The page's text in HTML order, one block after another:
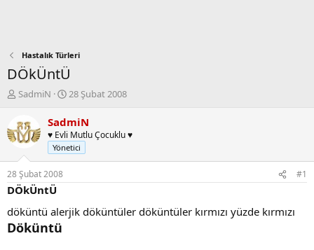
Hastalık Türleri
DÖkÜntÜ
K
n
b
u
y
u
b
a
ş
l
a
SadmiN
B
ş
a
n
ı
t
a
28 Şubat 2008
SadmiN
♥ Evli Mutlu Çocuklu ♥
Yönetici
28 Şubat 2008 #1
DÖkÜntÜ
döküntü alerjik döküntüler döküntüler kırmızı yüzde kırmızı
Döküntü